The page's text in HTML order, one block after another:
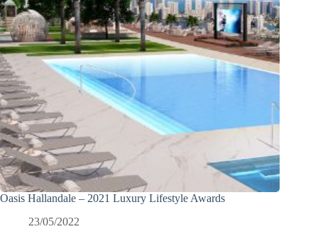
Oasis Hallandale – 2021 Luxury Lifestyle Awards
23/05/2022